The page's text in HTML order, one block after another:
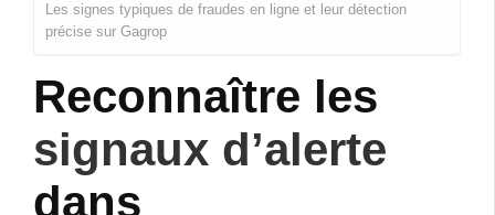
Les signes typiques de fraudes en ligne et leur détection
précise sur Gagrop
Reconnaître les
signaux d’alerte
dans